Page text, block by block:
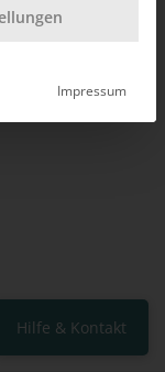
Hilfe & Kontakt
Impressum